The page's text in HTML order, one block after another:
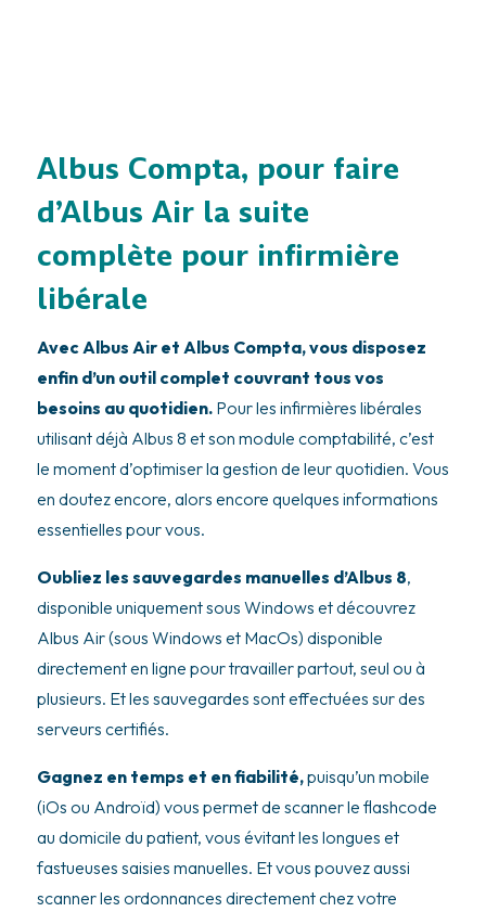
Albus Compta, pour faire
d’Albus Air la suite
complète pour infirmière
libérale
Avec Albus Air et Albus Compta, vous disposez
enfin d’un outil complet couvrant tous vos
besoins au quotidien.Pour les infirmières libérales
utilisant déjà Albus 8 et son module comptabilité, c’est
le moment d’optimiser la gestion de leur quotidien. Vous
en doutez encore, alors encore quelques informations
essentielles pour vous.
Oubliez les sauvegardes manuelles d’Albus 8,
disponible uniquement sous Windows et découvrez
Albus Air (sous Windows et MacOs) disponible
directement en ligne pour travailler partout, seul ou à
plusieurs. Et les sauvegardes sont effectuées sur des
serveurs certifiés.
Gagnez en temps et en fiabilité,puisqu’un mobile
(iOs ou Androïd) vous permet de scanner le flashcode
au domicile du patient, vous évitant les longues et
fastueuses saisies manuelles. Et vous pouvez aussi
scanner les ordonnances directement chez votre